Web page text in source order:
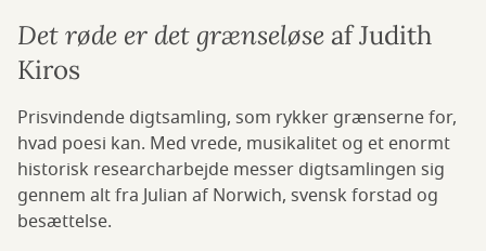
Det røde er det grænseløseaf Judith
Kiros
Prisvindende digtsamling, som rykker grænserne for,
hvad poesi kan. Med vrede, musikalitet og et enormt
historisk researcharbejde messer digtsamlingen sig
gennem alt fra Julian af Norwich, svensk forstad og
besættelse.